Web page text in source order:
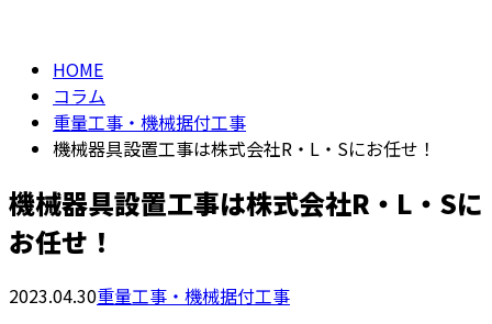
HOME
コラム
重量工事・機械据付工事
機械器具設置工事は株式会社R・L・Sにお任せ！
機械器具設置工事は株式会社R・L・Sに
お任せ！
2023.04.30重量工事・機械据付工事